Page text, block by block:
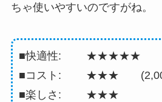
ちゃ使いやすいのですがね。
■快適性: ★★★★★
■コスト: ★★★ (2,000
■楽しさ: ★★★